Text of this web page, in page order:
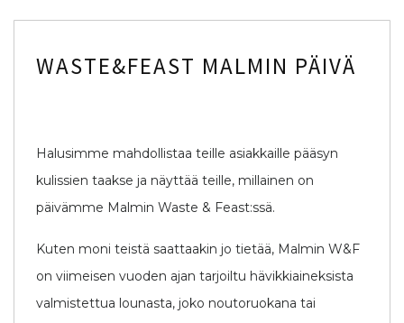
WASTE&FEAST MALMIN PÄIVÄ
Halusimme mahdollistaa teille asiakkaille pääsyn
kulissien taakse ja näyttää teille, millainen on
päivämme Malmin Waste & Feast:ssä.
Kuten moni teistä saattaakin jo tietää, Malmin W&F
on viimeisen vuoden ajan tarjoiltu hävikkiaineksista
valmistettua lounasta, joko noutoruokana tai